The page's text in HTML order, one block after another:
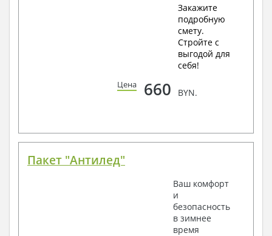
Закажите
подробную
смету.
Стройте с
выгодой для
себя!
Цена 660 BYN.
Пакет "Антилед"
Ваш комфорт
и
безопасность
в зимнее
время